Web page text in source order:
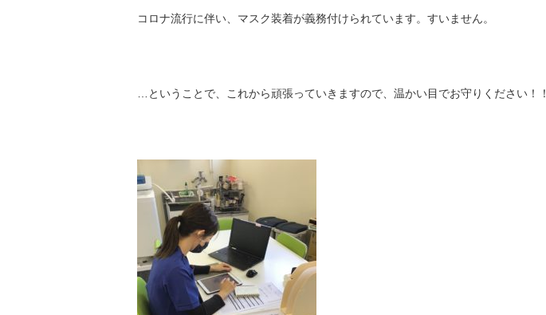
コロナ流行に伴い、マスク装着が義務付けられています。すいません。
…ということで、これから頑張っていきますので、温かい目でお守りください！！